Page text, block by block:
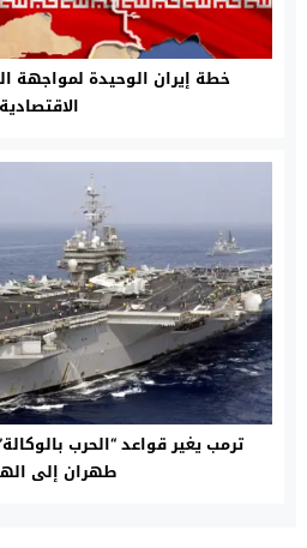
خطة إيران الوحيدة لمواجهة
الاقتصادية
ترمب يغير قواعد “الحرب
طهران إلى